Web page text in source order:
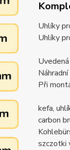
Uhlíky
Uhlíky
Při
kefa,
carbon
szczotki